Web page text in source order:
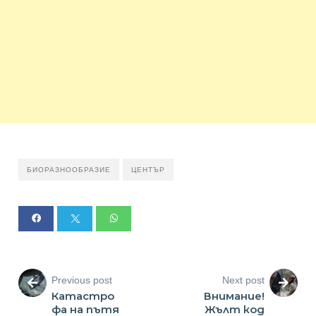
БИОРАЗНООБРАЗИЕ ЦЕНТЪР
Previous post
Катастро
фа на пътя
Next post
Внимание!
Жълт код